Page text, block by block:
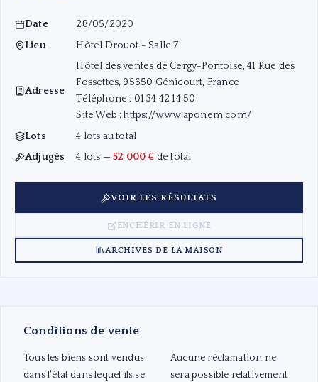
— Vue panoramique de la ville de Guatemala ·
Date
28/05/2020
Lieu
Hôtel Drouot - Salle 7
Adresse
Hôtel des ventes de Cergy-Pontoise, 41 Rue des
Fossettes, 95650 Génicourt, France
Téléphone : 01 34 42 14 50
Site Web :https://www.aponem.com/
Lots
4 lots au total
Adjugés
4 lots —52 000 € de total
VOIR LES RÉSULTATS
ENCHÉRIR EN LIGNE
ARCHIVES DE LA MAISON
Conditions de vente
Tous les biens sont vendus
dans l'état dans lequel ils se
Aucune réclamation ne
sera possible relativement